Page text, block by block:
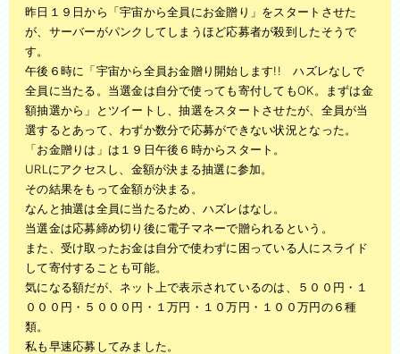
昨日１９日から「宇宙から全員にお金贈り」をスタートさせた
が、サーバーがパンクしてしまうほど応募者が殺到したそうで
す。
午後６時に「宇宙から全員お金贈り開始します!! ハズレなしで
全員に当たる。当選金は自分で使っても寄付してもOK。まずは金
額抽選から」とツイートし、抽選をスタートさせたが、全員が当
選するとあって、わずか数分で応募ができない状況となった。
「お金贈りは」は１９日午後６時からスタート。
URLにアクセスし、金額が決まる抽選に参加。
その結果をもって金額が決まる。
なんと抽選は全員に当たるため、ハズレはなし。
当選金は応募締め切り後に電子マネーで贈られるという。
また、受け取ったお金は自分で使わずに困っている人にスライド
して寄付することも可能。
気になる額だが、ネット上で表示されているのは、５００円・１
０００円・５０００円・１万円・１０万円・１００万円の６種
類。
私も早速応募してみました。
庭・ベランダ整理
お問い合わせ
スタッフブログ
会社概要